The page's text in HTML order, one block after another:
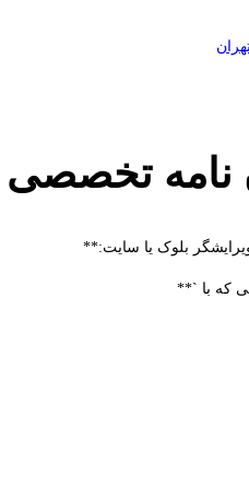
نامه تخصصی
بلوک یا سایت:**